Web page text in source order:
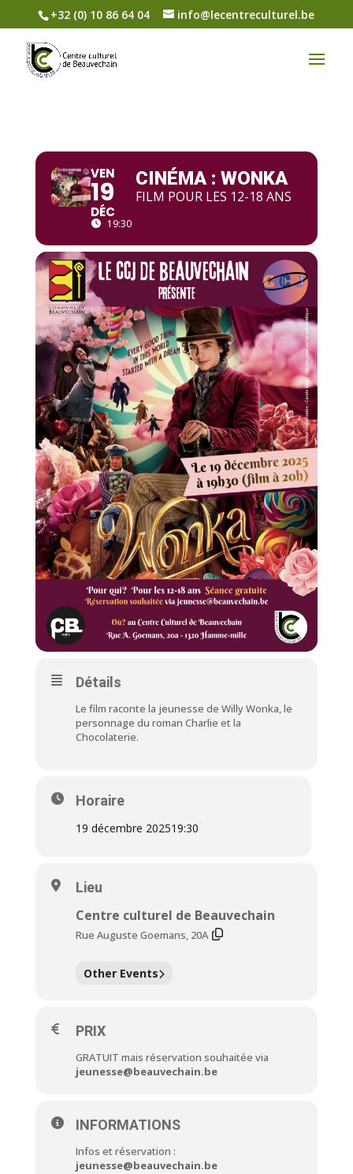
+32 (0) 10 86 64 04 info@lecentreculturel.be
VEN
19
DÉC
19:30
CINÉMA : WONKA
FILM POUR LES 12-18 ANS
Détails
Le film raconte la jeunesse de Willy Wonka, le
personnage du roman Charlie et la
Chocolaterie.
Horaire
19 décembre 202519:30
Lieu
Centre culturel de Beauvechain
Rue Auguste Goemans, 20A
Other Events
PRIX
GRATUIT mais réservation souhaitée via
jeunesse@beauvechain.be
INFORMATIONS
Infos et réservation :
jeunesse@beauvechain.be